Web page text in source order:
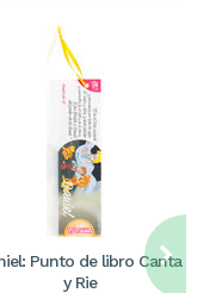
Punto de libro Canta
y Rie